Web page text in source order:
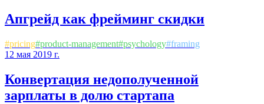
Апгрейд как фрейминг скидки
#pricing#product-management#psychology#framing
12 мая 2019 г.
Конвертация недополученной
зарплаты в долю стартапа